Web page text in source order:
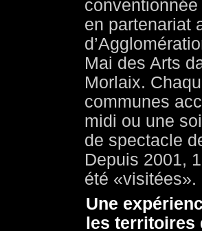
en partenariat
Mai des Arts
Morlaix.
communes
midi ou une
de spectacle
Depuis 2001,
été «visitées».
Une
les territoires